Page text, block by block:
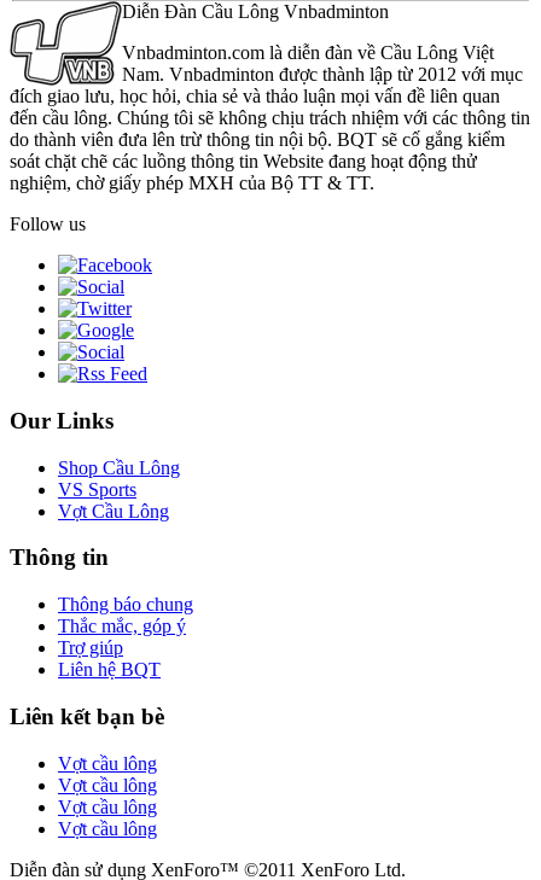
Diễn Đàn Cầu Lông Vnbadminton
Vnbadminton.com là diễn đàn về Cầu Lông Việt
Nam. Vnbadminton được thành lập từ 2012 với mục
đích giao lưu, học hỏi, chia sẻ và thảo luận mọi vấn đề liên quan
đến cầu lông. Chúng tôi sẽ không chịu trách nhiệm với các thông tin
do thành viên đưa lên trừ thông tin nội bộ. BQT sẽ cố gắng kiểm
soát chặt chẽ các luồng thông tin Website đang hoạt động thử
nghiệm, chờ giấy phép MXH của Bộ TT & TT.
Follow us
Our Links
Shop Cầu Lông
VS Sports
Vợt Cầu Lông
Thông tin
Thông báo chung
Thắc mắc, góp ý
Trợ giúp
Liên hệ BQT
Liên kết bạn bè
Vợt cầu lông
Vợt cầu lông
Vợt cầu lông
Vợt cầu lông
Diễn đàn sử dụng XenForo™ ©2011 XenForo Ltd.